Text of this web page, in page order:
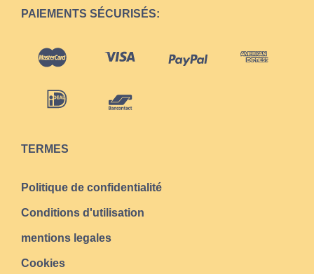
PAIEMENTS SÉCURISÉS:
TERMES
Politique de confidentialité
Conditions d'utilisation
mentions legales
Cookies